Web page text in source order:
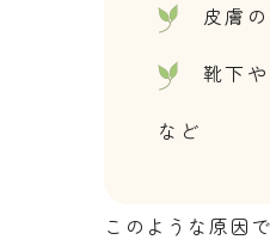
皮膚
靴下
など
このような原因